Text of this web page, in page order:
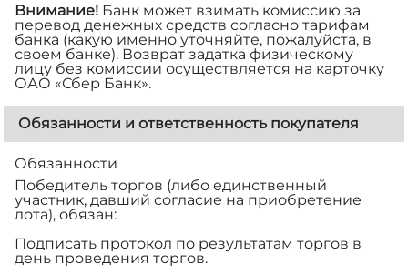
Внимание! Банк может взимать комиссию за
перевод денежных средств согласно тарифам
банка (какую именно уточняйте, пожалуйста, в
своем банке). Возврат задатка физическому
лицу без комиссии осуществляется на карточку
ОАО «Сбер Банк».
Обязанности и ответственность покупателя
Обязанности
Победитель торгов (либо единственный
участник, давший согласие на приобретение
лота), обязан:
Подписать протокол по результатам торгов в
день проведения торгов.